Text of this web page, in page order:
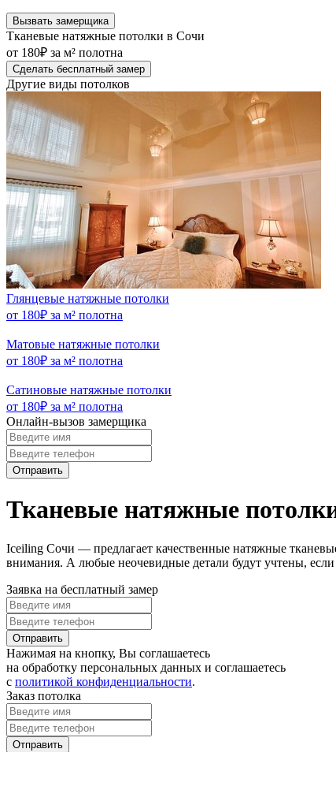
Вызвать замерщика
Тканевые натяжные потолки в Сочи
от 180₽ за м² полотна
Сделать бесплатный замер
Другие виды потолков
Глянцевые натяжные потолки
от 180₽ за м² полотна
Матовые натяжные потолки
от 180₽ за м² полотна
Сатиновые натяжные потолки
от 180₽ за м² полотна
Онлайн-вызов замерщика
Отправить
Тканевые натяжные
Iceiling Сочи — предлагает качественные натяжные
внимания. А любые неочевидные детали будут учтены,
Заявка на бесплатный замер
Отправить
Нажимая на кнопку, Вы соглашаетесь
на обработку персональных данных и соглашаетесь
с политикой конфиденциальности.
Заказ потолка
Отправить